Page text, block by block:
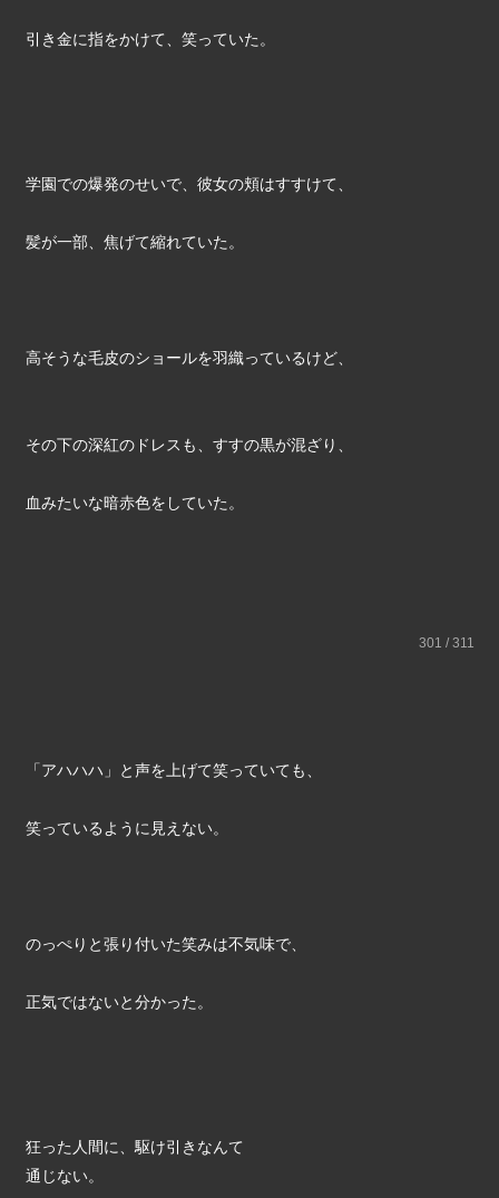
引き金に指をかけて、笑っていた。
学園での爆発のせいで、彼女の頬はすすけて、
髪が一部、焦げて縮れていた。
高そうな毛皮のショールを羽織っているけど、
その下の深紅のドレスも、すすの黒が混ざり、
血みたいな暗赤色をしていた。
301 / 311
「アハハハ」と声を上げて笑っていても、
笑っているように見えない。
のっぺりと張り付いた笑みは不気味で、
正気ではないと分かった。
狂った人間に、駆け引きなんて
通じない。